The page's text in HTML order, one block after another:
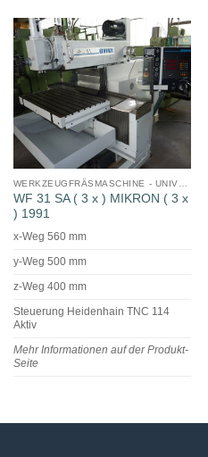
WF 31 SA ( 3 x ) MIKRON ( 3 x
) 1991
x-Weg 560 mm
y-Weg 500 mm
z-Weg 400 mm
Steuerung Heidenhain TNC 114
Aktiv
Mehr Informationen auf der Produkt-
Seite